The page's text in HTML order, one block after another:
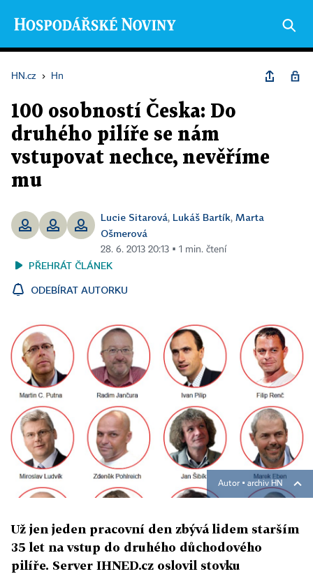
HN.cz › Hn
100 osobností Česka: Do
druhého pilíře se nám
vstupovat nechce, nevěříme
mu
Lucie Sitarová, Lukáš Bartík, Marta
Ošmerová
28. 6. 2013 20:13 ▪ 1 min. čtení
PŘEHRÁT ČLÁNEK
ODEBÍRAT AUTORKU
Autor ▪ archiv HN
Už jen jeden pracovní den zbývá lidem starším
35 let na vstup do druhého důchodového
pilíře. Server IHNED.cz oslovil stovku